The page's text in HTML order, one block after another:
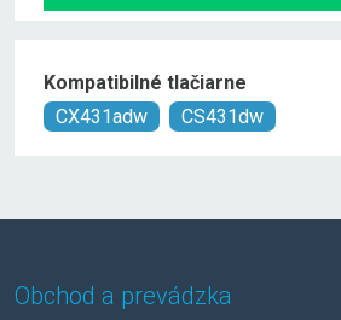
Kompatibilné tlačiarne
CX431adw
CS431dw
Obchod a prevádzka